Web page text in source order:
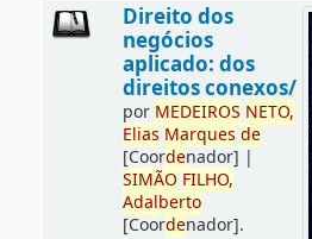
Direito dos
negócios
aplicado: dos
direitos conexos/
por MEDEIROS NETO,
Elias Marques de
[Coordenador] |
SIMÃO FILHO,
Adalberto
[Coordenador].